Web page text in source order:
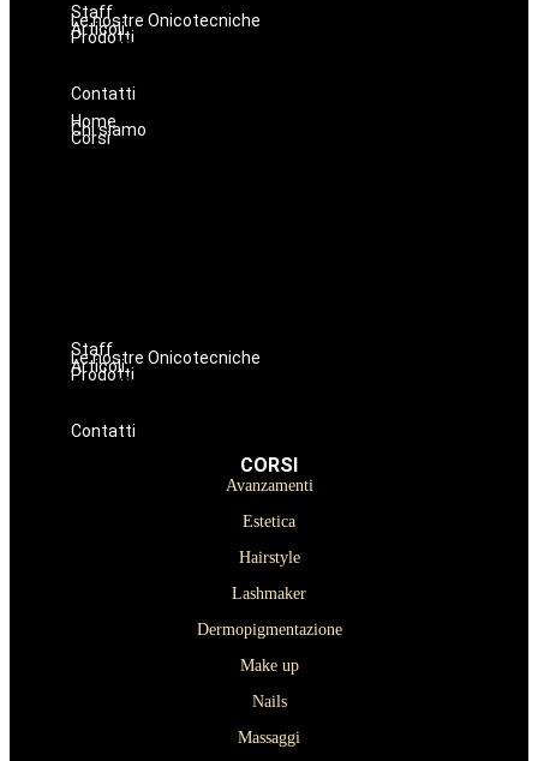
Staff
Le nostre Onicotecniche
Articoli
ProdottiOniconails
Prodotti per ricostruzione unghie
Contatti
Home
Chi siamo
Corsi
Staff
Le nostre Onicotecniche
Articoli
ProdottiOniconails
Prodotti per ricostruzione unghie
Contatti
CORSI
Avanzamenti
Estetica
Hairstyle
Lashmaker
Dermopigmentazione
Make up
Nails
Massaggi